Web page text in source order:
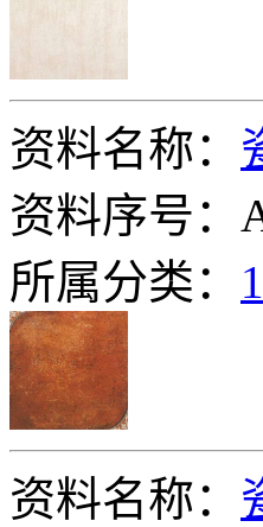
资料名称：
资料序号：
所属分类：
资料名称：